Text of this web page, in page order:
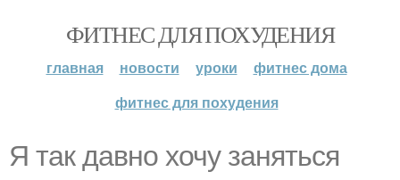
ФИТНЕС ДЛЯ ПОХУДЕНИЯ
главная новости уроки
фитнес дома
фитнес для похудения
Я так давно хочу заняться